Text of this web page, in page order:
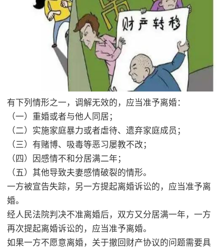
有下列情形之一，调解无效的，应当准予离婚：
（一）重婚或者与他人同居；
（二）实施家庭暴力或者虐待、遗弃家庭成员；
（三）有赌博、吸毒等恶习屡教不改；
（四）因感情不和分居满二年；
（五）其他导致夫妻感情破裂的情形。
一方被宣告失踪，另一方提起离婚诉讼的，应当准予离
婚。
经人民法院判决不准离婚后，双方又分居满一年，一方
再次提起离婚诉讼的，应当准予离婚。
如果一方不愿意离婚，关于撤回财产协议的问题需要具